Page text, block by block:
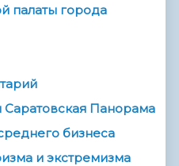
палаты города
Саратовская Панорама
бизнеса
и экстремизма